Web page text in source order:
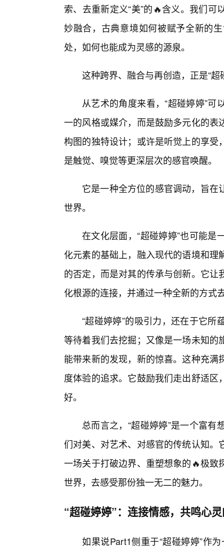
索、去重新定义“美”的🔥含义。我们
妙融合，古典意境如何被赋予全新的
处，如何也能成为灵感的源泉。
这种跨界、融合与再创造，正是“
从艺术的角度来看，“超碰婷婷”
一的风格或媒介，而是鼓励多元化的
构图的独特设计；或许是听觉上的享
是触觉、嗅觉等更深层次的感官唤醒。
它是一种全方位的感官调动，旨
世界。
在文化层面，“超碰婷婷”也可能
化元素的基础上，融入现代的语境和
的否定，而是对其的传承与创新。它
化根源的连接，并通过一种全新的方式
“超碰婷婷”的吸引力，还在于它
等待着我们去挖掘；又像是一场未知
能带来新的发现，新的惊喜。这种充
度体验的追求。它鼓励我们走出舒适
好。
总而言之，“超碰婷婷”是一个富
们对美、对艺术、对感官的传统认知
一场关于打破边界、重塑想象的🔥极
世界，去感受那份独一无二的魅力。
“超碰婷婷”：连接情感，共鸣心
如果说Part1侧重于“超碰婷婷”作